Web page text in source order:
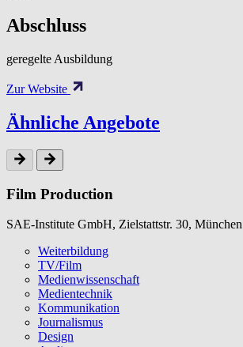
Abschluss
geregelte Ausbildung
Zur Website
Ähnliche Angebote
Film Production
SAE-Institute GmbH, Zielstattstr. 30, München
Weiterbildung
TV/Film
Medienwissenschaft
Medientechnik
Kommunikation
Journalismus
Design